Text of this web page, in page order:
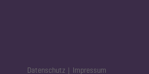
Datenschutz Impressum